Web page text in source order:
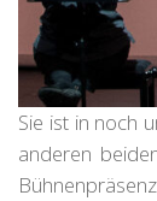
Sie ist in noch
anderen